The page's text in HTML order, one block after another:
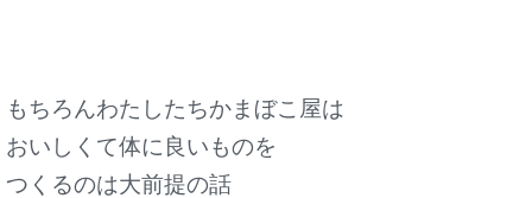
もちろんわたしたちかまぼこ屋は
おいしくて体に良いものを
つくるのは大前提の話